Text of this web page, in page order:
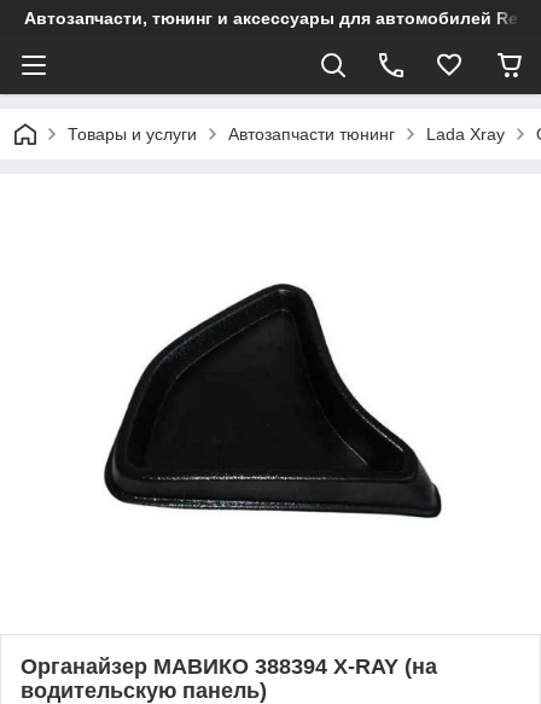
Автозапчасти, тюнинг и аксессуары для автомобилей
Товары и услуги Автозапчасти тюнинг Lada Xray
Органайзер МАВИКО 388394 X-RAY (на
водительскую панель)